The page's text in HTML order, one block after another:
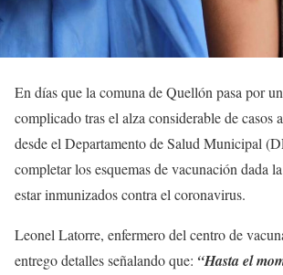
En días que la comuna de Quellón pasa por
complicado tras el alza considerable de casos
desde el Departamento de Salud Municipal
completar los esquemas de vacunación dada
estar inmunizados contra el coronavirus.
Leonel Latorre, enfermero del centro de
entrego detalles señalando que: “Hasta el